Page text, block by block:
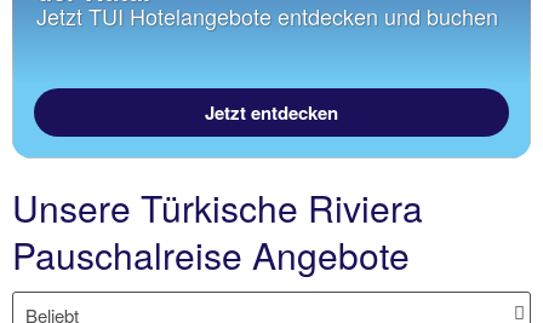
Jetzt TUI Hotelangebote entdecken und buchen
Jetzt entdecken
Unsere Türkische Riviera
Pauschalreise Angebote